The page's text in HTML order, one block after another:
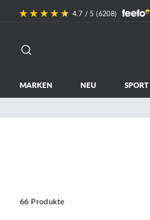
4.7 / 5 (6208)
MARKEN NEU SPORT
66 Produkte